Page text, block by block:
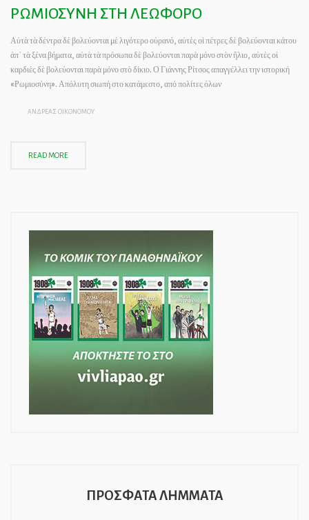
ΡΩΜΙΟΣΥΝΗ ΣΤΗ ΛΕΩΦΟΡΟ
Αὐτὰ τὰ δέντρα δὲ βολεύονται μὲ λιγότερο οὐρανό, αὐτὲς οἱ πέτρες δὲ βολεύονται κάτου
ἀπ᾿ τὰ ξένα βήματα, αὐτὰ τὰ πρόσωπα δὲ βολεύονται παρὰ μόνο στὸν ἥλιο, αὐτὲς οἱ
καρδιὲς δὲ βολεύονται παρὰ μόνο στὸ δίκιο. Ο Γιάννης Ρίτσος απαγγέλλει την ιστορική
«Ρωμιοσύνη». Απόλυτη σιωπή στο κατάμεστο, από πολίτες όλων
ΑΝΔΡΕΑΣ ΟΙΚΟΝΟΜΟΥ
READ MORE
ΠΡΟΣΦΑΤΑ ΛΗΜΜΑΤΑ